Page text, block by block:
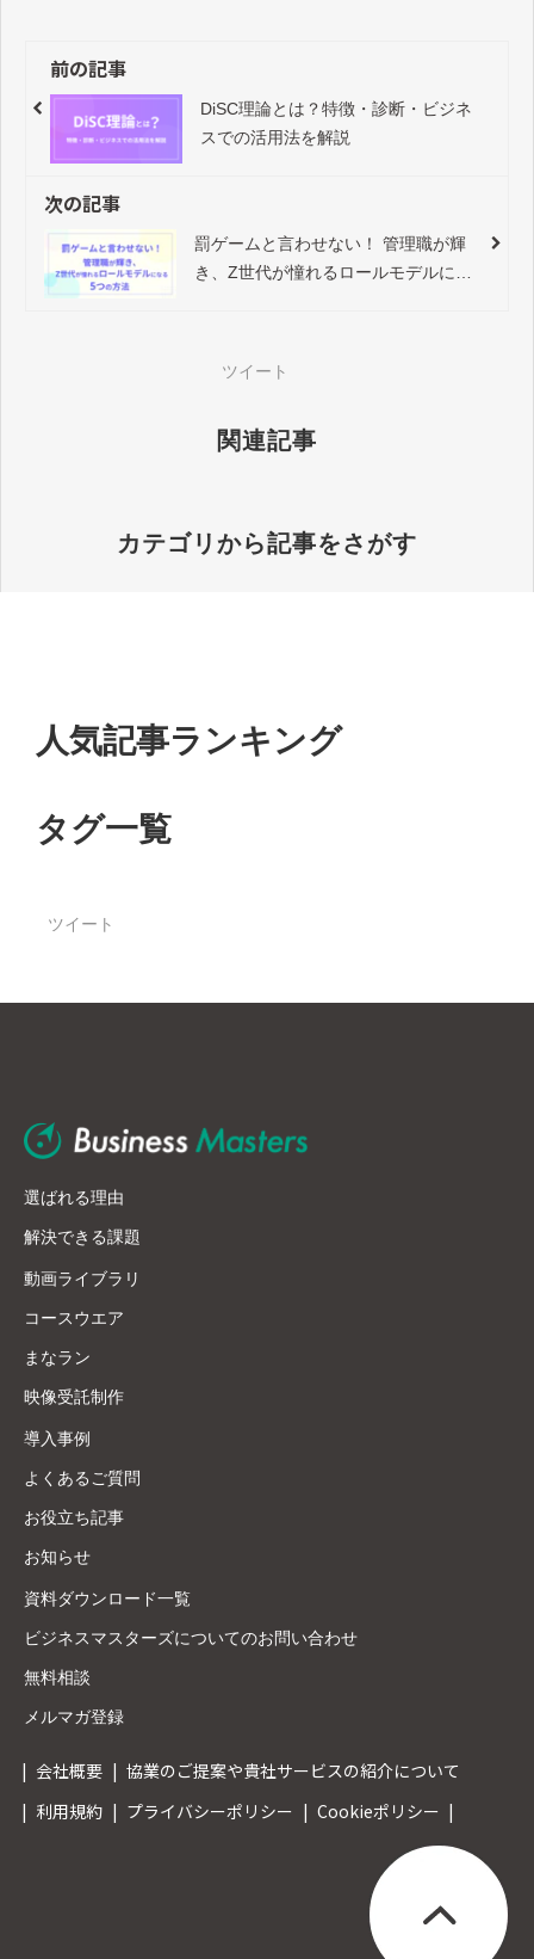
前の記事
DiSC理論とは？特徴・診断・ビジネ
スでの活用法を解説
次の記事
罰ゲームと言わせない！ 管理職が輝
き、Z世代が憧れるロールモデルにな
ツイート
関連記事
カテゴリから記事をさがす
人気記事ランキング
タグ一覧
ツイート
選ばれる理由
解決できる課題
動画ライブラリ
コースウエア
まなラン
映像受託制作
導入事例
よくあるご質問
お役立ち記事
お知らせ
資料ダウンロード一覧
ビジネスマスターズについてのお問い合わせ
無料相談
メルマガ登録
会社概要
協業のご提案や貴社サービスの紹介について
利用規約
プライバシーポリシー Cookieポリシー